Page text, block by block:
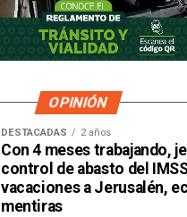
OPINIÓN
DESTACADAS 2 años
Con 4 meses trabajando,
control de abasto del
vacaciones a Jerusalén,
mentiras